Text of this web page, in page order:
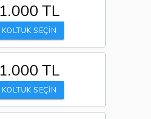
1.000 TL
KOLTUK SEÇİN
1.000 TL
KOLTUK SEÇİN